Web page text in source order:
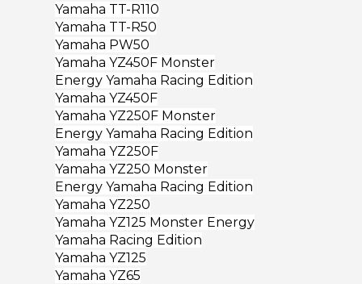
Yamaha TT-R110
Yamaha TT-R50
Yamaha PW50
Yamaha YZ450F Monster
Energy Yamaha Racing Edition
Yamaha YZ450F
Yamaha YZ250F Monster
Energy Yamaha Racing Edition
Yamaha YZ250F
Yamaha YZ250 Monster
Energy Yamaha Racing Edition
Yamaha YZ250
Yamaha YZ125 Monster Energy
Yamaha Racing Edition
Yamaha YZ125
Yamaha YZ65